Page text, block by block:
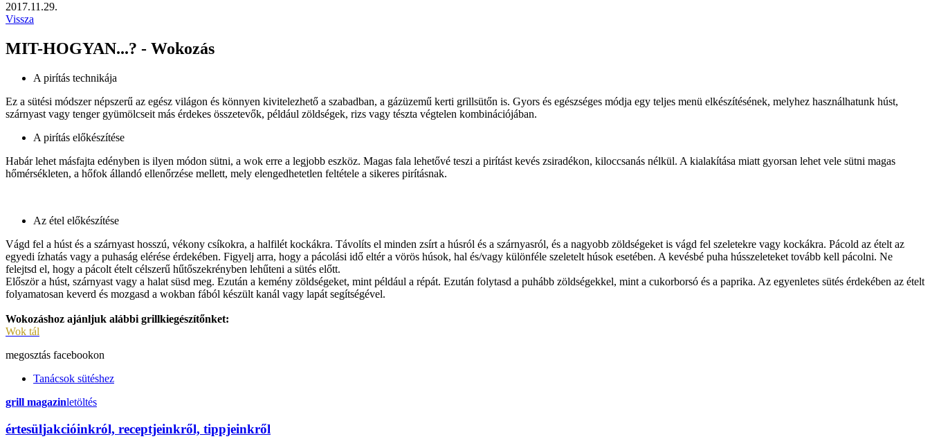
2017.11.29.
Vissza
MIT-HOGYAN...? - Wokozás​
A pirítás technikája
Ez a sütési módszer népszerű az egész világon és könnyen kivitelezhető a szabadban, a gázüzemű kerti grillsütőn is. Gyors és egészséges módja egy teljes menü elkészítésének, melyhez használhatunk húst,
szárnyast vagy tenger gyümölcseit más érdekes összetevők, például zöldségek, rizs vagy tészta végtelen kombinációjában.
A pirítás előkészítése
Habár lehet másfajta edényben is ilyen módon sütni, a wok erre a legjobb eszköz. Magas fala lehetővé teszi a pirítást kevés zsiradékon, kiloccsanás nélkül. A kialakítása miatt gyorsan lehet vele sütni magas
hőmérsékleten, a hőfok állandó ellenőrzése mellett, mely elengedhetetlen feltétele a sikeres pirításnak.
Az étel előkészítése
Vágd fel a húst és a szárnyast hosszú, vékony csíkokra, a halfilét kockákra. Távolíts el minden zsírt a húsról és a szárnyasról, és a nagyobb zöldségeket is vágd fel szeletekre vagy kockákra. Pácold az ételt az
egyedi ízhatás vagy a puhaság elérése érdekében. Figyelj arra, hogy a pácolási idő eltér a vörös húsok, hal és/vagy különféle szeletelt húsok esetében. A kevésbé puha hússzeleteket tovább kell pácolni. Ne
felejtsd el, hogy a pácolt ételt célszerű hűtőszekrényben lehűteni a sütés előtt.
Először a húst, szárnyast vagy a halat süsd meg. Ezután a kemény zöldségeket, mint például a répát. Ezután folytasd a puhább zöldségekkel, mint a cukorborsó és a paprika. Az egyenletes sütés érdekében az ételt
folyamatosan keverd és mozgasd a wokban fából készült kanál vagy lapát segítségével.
Wokozáshoz ajánljuk alábbi grillkiegészítőnket:
Wok tál
megosztás facebookon
Tanácsok sütéshez
grill magazinletöltés
értesüljakcióinkról, receptjeinkről, tippjeinkről